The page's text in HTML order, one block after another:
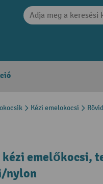
Kézi emelokocsi
emelőkocsi,
nylon